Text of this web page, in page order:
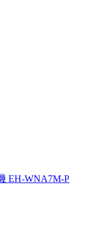
EH-WNA7M-P